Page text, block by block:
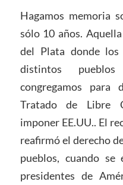
Hagamos memoria
sólo 10 años.
del Plata donde los
distintos pueblos
congregamos para
Tratado de Libre
imponer EE.UU.. El
reafirmó el derecho
pueblos, cuando se
presidentes de